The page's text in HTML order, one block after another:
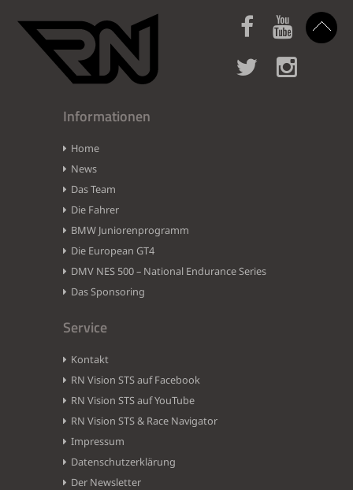
Informationen
Home
News
Das Team
Die Fahrer
BMW Juniorenprogramm
Die European GT4
DMV NES 500 – National Endurance Series
Das Sponsoring
Service
Kontakt
RN Vision STS auf Facebook
RN Vision STS auf YouTube
RN Vision STS & Race Navigator
Impressum
Datenschutzerklärung
Der Newsletter